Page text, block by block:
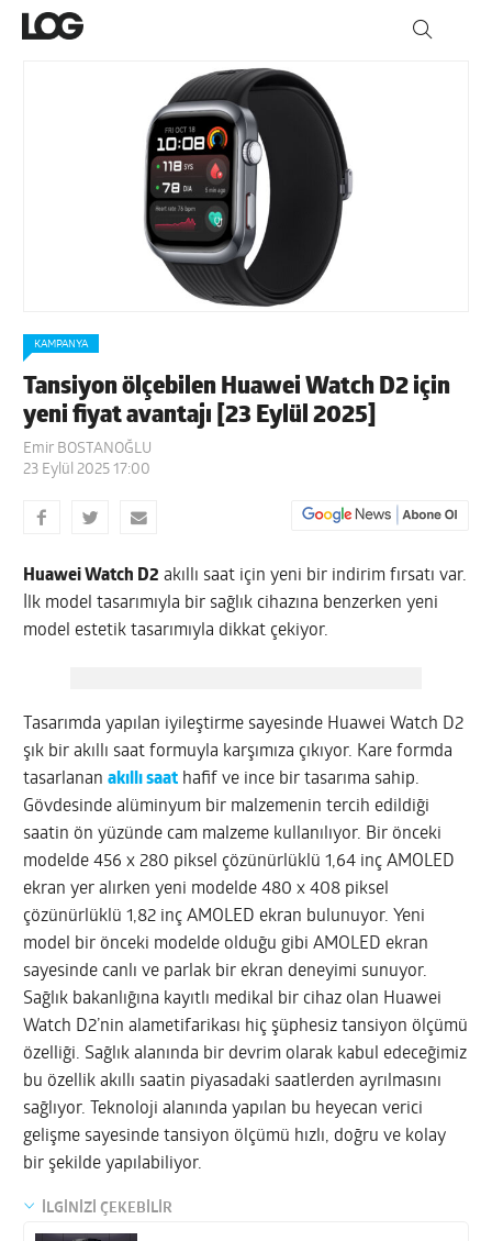
KAMPANYA
Tansiyon ölçebilen Huawei Watch D2 için
yeni fiyat avantajı [23 Eylül 2025]
Emir BOSTANOĞLU
23 Eylül 2025 17:00
Huawei Watch D2 akıllı saat için yeni bir indirim fırsatı var.
İlk model tasarımıyla bir sağlık cihazına benzerken yeni
model estetik tasarımıyla dikkat çekiyor.
Tasarımda yapılan iyileştirme sayesinde Huawei Watch D2
şık bir akıllı saat formuyla karşımıza çıkıyor. Kare formda
tasarlanan akıllı saat hafif ve ince bir tasarıma sahip.
Gövdesinde alüminyum bir malzemenin tercih edildiği
saatin ön yüzünde cam malzeme kullanılıyor. Bir önceki
modelde 456 x 280 piksel çözünürlüklü 1,64 inç AMOLED
ekran yer alırken yeni modelde 480 x 408 piksel
çözünürlüklü 1,82 inç AMOLED ekran bulunuyor. Yeni
model bir önceki modelde olduğu gibi AMOLED ekran
sayesinde canlı ve parlak bir ekran deneyimi sunuyor.
Sağlık bakanlığına kayıtlı medikal bir cihaz olan Huawei
Watch D2’nin alametifarikası hiç şüphesiz tansiyon ölçümü
özelliği. Sağlık alanında bir devrim olarak kabul edeceğimiz
bu özellik akıllı saatin piyasadaki saatlerden ayrılmasını
sağlıyor. Teknoloji alanında yapılan bu heyecan verici
gelişme sayesinde tansiyon ölçümü hızlı, doğru ve kolay
bir şekilde yapılabiliyor.
İLGİNİZİ ÇEKEBİLİR